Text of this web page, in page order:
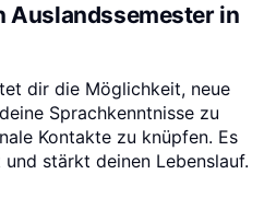
Auslandssemester in
dir die Möglichkeit, neue
Sprachkenntnisse zu
Kontakte zu knüpfen. Es
stärkt deinen Lebenslauf.